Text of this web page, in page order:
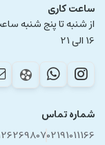
ساعت کاری
16 الی 21
شماره تماس
02191011166